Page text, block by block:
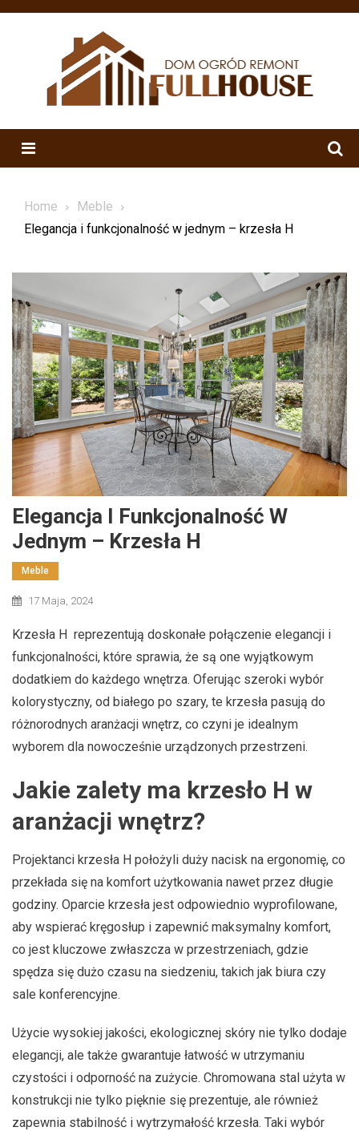
Skip
Menu
Home
Meble
Elegancja i funkcjonalność w jednym – krzesła H
Elegancja I Funkcjonalność W
Jednym – Krzesła H
Meble
17 Maja, 2024
Krzesła H reprezentują doskonałe połączenie elegancji i
funkcjonalności, które sprawia, że są one wyjątkowym
dodatkiem do każdego wnętrza. Oferując szeroki wybór
kolorystyczny, od białego po szary, te krzesła pasują do
różnorodnych aranżacji wnętrz, co czyni je idealnym
wyborem dla nowocześnie urządzonych przestrzeni.
Jakie zalety ma krzesło H w
aranżacji wnętrz?
Projektanci krzesła H położyli duży nacisk na ergonomię, co
przekłada się na komfort użytkowania nawet przez długie
godziny. Oparcie krzesła jest odpowiednio wyprofilowane,
aby wspierać kręgosłup i zapewnić maksymalny komfort,
co jest kluczowe zwłaszcza w przestrzeniach, gdzie
spędza się dużo czasu na siedzeniu, takich jak biura czy
sale konferencyjne.
Użycie wysokiej jakości, ekologicznej skóry nie tylko dodaje
elegancji, ale także gwarantuje łatwość w utrzymaniu
czystości i odporność na zużycie. Chromowana stal użyta w
konstrukcji nie tylko pięknie się prezentuje, ale również
zapewnia stabilność i wytrzymałość krzesła. Taki wybór